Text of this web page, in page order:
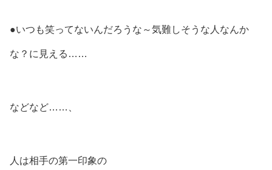
●いつも笑ってないんだろうな～気難しそうな人なんか
な？に見える……
などなど……、
人は相手の第一印象の